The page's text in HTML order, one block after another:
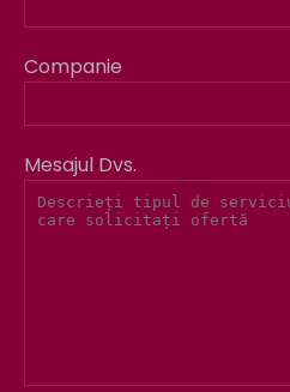
Companie
Mesajul Dvs.